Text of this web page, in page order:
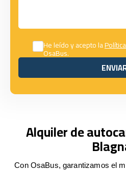
He leído y acepto la
OsaBus.
Alquiler de
Con OsaBus, garantizamos el